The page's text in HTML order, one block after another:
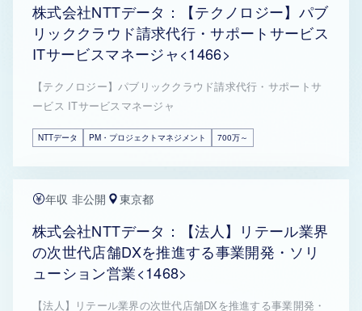
株式会社NTTデータ：【テクノロジー】パブ
リッククラウド請求代行・サポートサービス
ITサービスマネージャ<1466>
【テクノロジー】パブリッククラウド請求代行・サポートサ
ービス ITサービスマネージャ
NTTデータ PM・プロジェクトマネジメント 700万～
年収 非公開 東京都
株式会社NTTデータ：【法人】リテール業界
の次世代店舗DXを推進する事業開発・ソリ
ューション営業<1468>
【法人】リテール業界の次世代店舗DXを推進する事業開発・